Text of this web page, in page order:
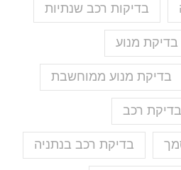
בדיקות רכב שנתיות
בדיקת מנוע
בדיקת מנוע ממוחשבת
בדיקת רכב
בדיקת רכב בנתניה